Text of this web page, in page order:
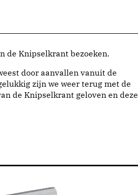
de Knipselkrant bezoeken.
door aanvallen vanuit de
zijn we weer terug met de
de Knipselkrant geloven en deze